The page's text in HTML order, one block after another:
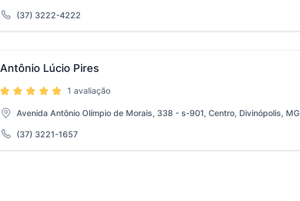
(37) 3222-4222
Antônio Lúcio Pires
1 avaliação
Avenida Antônio Olímpio de Morais, 338 - s-901, Centro, Divinópolis, MG
(37) 3221-1657